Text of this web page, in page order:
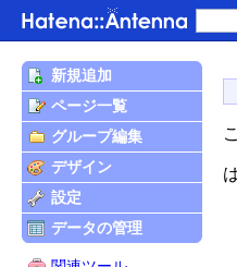
新規追加
ページ一覧
グループ編集
デザイン
設定
データの管理